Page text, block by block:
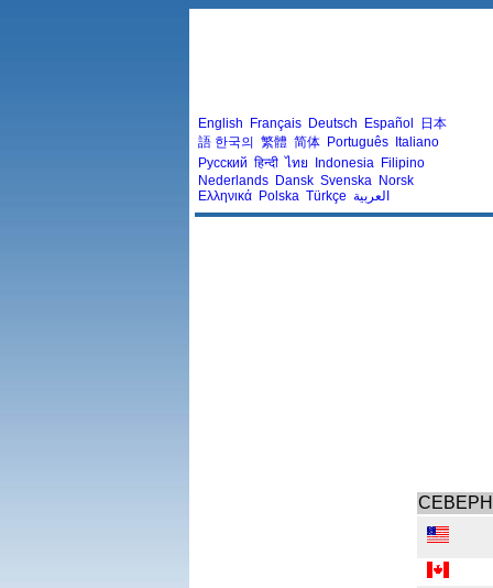
English Français Deutsch Español
日本
語 한국의 繁體 简体 Português Italiano
Русский हिन्दी ไทย Indonesia Filipino
Nederlands Dansk Svenska Norsk
Ελληνικά Polska Türkçe العربية